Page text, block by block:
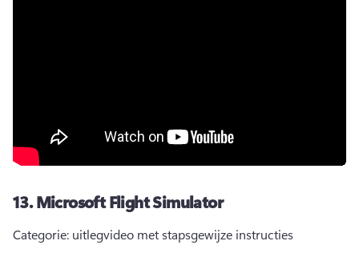
13.Microsoft Flight Simulator
Categorie: uitlegvideo met stapsgewijze instructies